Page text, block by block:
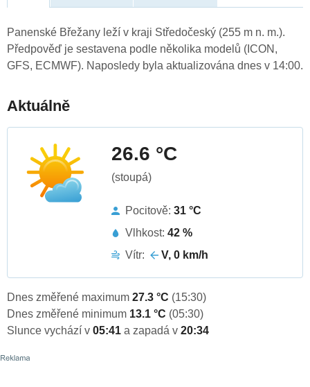
Panenské Břežany leží v kraji Středočeský (255 m n. m.).
Předpověď je sestavena podle několika modelů (ICON,
GFS, ECMWF). Naposledy byla aktualizována dnes v 14:00.
Aktuálně
26.6 °C
(stoupá)
Pocitově: 31 °C
Vlhkost: 42 %
Vítr:
V, 0 km/h
Dnes změřené maximum 27.3 °C (15:30)
Dnes změřené minimum 13.1 °C (05:30)
Slunce vychází v 05:41 a zapadá v 20:34